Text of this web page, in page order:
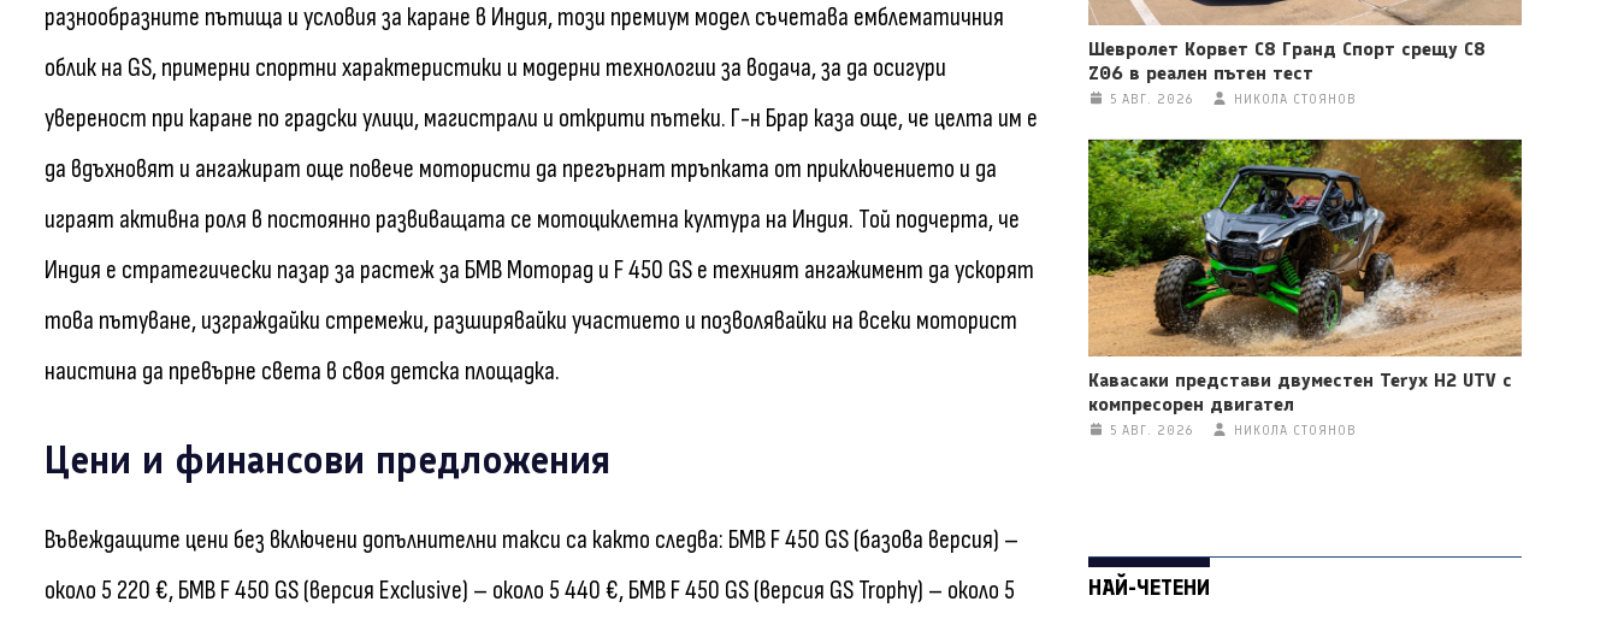
разнообразните пътища и условия за каране в Индия, този премиум модел съчетава емблематичния
облик на GS, примерни спортни характеристики и модерни технологии за водача, за да осигури
увереност при каране по градски улици, магистрали и открити пътеки. Г-н Брар каза още, че целта им е
да вдъхновят и ангажират още повече мотористи да прегърнат тръпката от приключението и да
играят активна роля в постоянно развиващата се мотоциклетна култура на Индия. Той подчерта, че
Индия е стратегически пазар за растеж за БМВ Моторад и F 450 GS е техният ангажимент да ускорят
това пътуване, изграждайки стремежи, разширявайки участието и позволявайки на всеки моторист
наистина да превърне света в своя детска площадка.
Цени и финансови предложения
Въвеждащите цени без включени допълнителни такси са както следва: БМВ F 450 GS (базова версия) –
около 5 220 €, БМВ F 450 GS (версия Exclusive) – около 5 440 €, БМВ F 450 GS (версия GS Trophy) – около 5
Шевролет Корвет C8 Гранд Спорт срещу C8
Z06 в реален пътен тест
5 АВГ. 2026 НИКОЛА СТОЯНОВ
Кавасаки представи двуместен Teryx H2 UTV с
компресорен двигател
5 АВГ. 2026 НИКОЛА СТОЯНОВ
НАЙ-ЧЕТЕНИ